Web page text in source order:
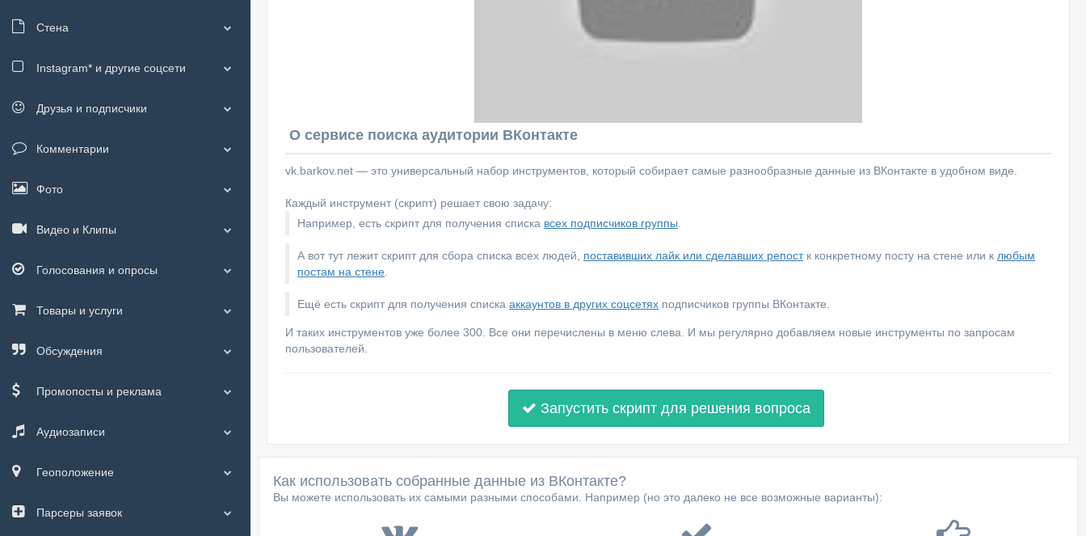
О сервисе поиска аудитории ВКонтакте
vk.barkov.net — это универсальный набор инструментов, который собирает самые разнообразные данные из ВКонтакте в удобном виде.
Каждый инструмент (скрипт) решает свою задачу:
Например, есть скрипт для получения списка всех подписчиков группы
А вот тут лежит скрипт для сбора списка всех людей, поставивших лайк или сделавших репостк конкретному посту на стене или к любым
постам на стене
Ещё есть скрипт для получения списка аккаунтов в других соцсетях подписчиков группы ВКонтакте.
И таких инструментов уже более 300. Все они перечислены в меню слева. И мы регулярно добавляем новые инструменты по запросам
пользователей.
Запустить скрипт для решения вопроса
Как использовать собранные данные из ВКонтакте?
Вы можете использовать их самыми разными способами. Например (но это далеко не все возможные варианты):
Стена
Instagram* и другие соцсети
Друзья и подписчики
Комментарии
Фото
Видео и Клипы
Голосования и опросы
Товары и услуги
Обсуждения
Промопосты и реклама
Аудиозаписи
Геоположение
Парсеры заявок